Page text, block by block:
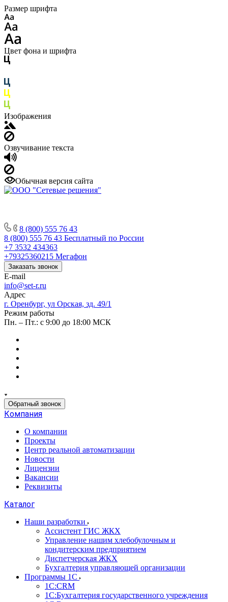
Размер шрифта
Цвет фона и шрифта
Изображения
Озвучивание текста
Обычная версия сайта
8 (800) 555 76 43
8 (800) 555 76 43 Бесплатный по России
+7 3532 434363
+79325360215 Мегафон
Заказать звонок
E-mail
info@set-r.ru
Адрес
г. Оренбург, ул Орская, зд. 49/1
Режим работы
Пн. – Пт.: с 9:00 до 18:00 МСК
Обратный звонок
Компания
О компании
Проекты
Центр реальной автоматизации
Новости
Лицензии
Вакансии
Реквизиты
Каталог
Наши разработки
Ассистент ГИС ЖКХ
Управление нашим хлебобулочным и
кондитерским предприятием
Диспетчерская ЖКХ
Бухгалтерия управляющей организации
Программы 1С
1С:CRM
1С:Бухгалтерия государственного учреждения